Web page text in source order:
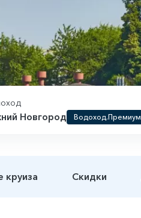
Новгород Водоход.Премиум
круиза Скидки